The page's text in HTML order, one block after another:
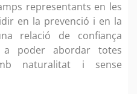
representants en les
en la prevenció i en la
relació de confiança
poder abordar totes
naturalitat i sense